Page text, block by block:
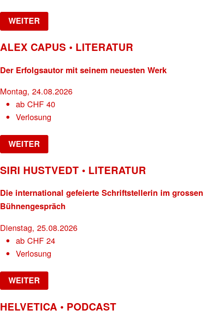
WEITER
ALEX CAPUS • LITERATUR
Der Erfolgsautor mit seinem neuesten Werk
Montag, 24.08.2026
abCHF 40
Verlosung
WEITER
SIRI HUSTVEDT • LITERATUR
Die international gefeierte Schriftstellerin im grossen
Bühnengespräch
Dienstag, 25.08.2026
abCHF 24
Verlosung
WEITER
HELVETICA • PODCAST